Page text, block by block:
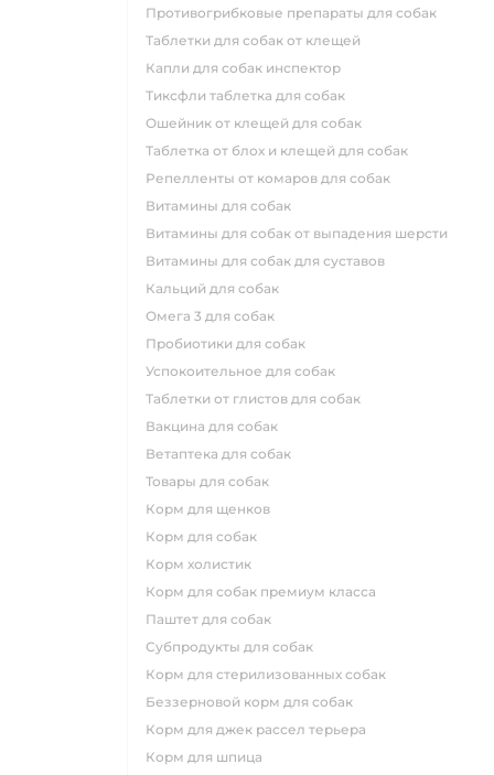
противогрибковые препараты для собак
таблетки для собак от клещей
капли для собак инспектор
тиксфли таблетка для собак
ошейник от клещей для собак
таблетка от блох и клещей для собак
репелленты от комаров для собак
витамины для собак
витамины для собак от выпадения шерсти
витамины для собак для суставов
кальций для собак
омега 3 для собак
пробиотики для собак
успокоительное для собак
таблетки от глистов для собак
вакцина для собак
ветаптека для собак
товары для собак
корм для щенков
корм для собак
корм холистик
корм для собак премиум класса
паштет для собак
субпродукты для собак
корм для стерилизованных собак
беззерновой корм для собак
корм для джек рассел терьера
корм для шпица